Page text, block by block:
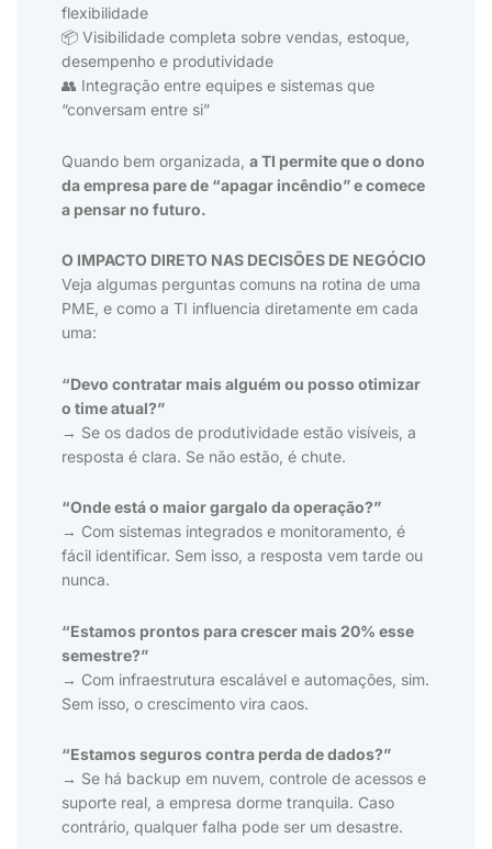
flexibilidade
📦 Visibilidade completa sobre vendas, estoque,
desempenho e produtividade
👥 Integração entre equipes e sistemas que
“conversam entre si”
Quando bem organizada,a TI permite que o dono
da empresa pare de “apagar incêndio” e comece
a pensar no futuro.
O IMPACTO DIRETO NAS DECISÕES DE NEGÓCIO
Veja algumas perguntas comuns na rotina de uma
PME, e como a TI influencia diretamente em cada
uma:
“Devo contratar mais alguém ou posso otimizar
o time atual?”
→ Se os dados de produtividade estão visíveis, a
resposta é clara. Se não estão, é chute.
“Onde está o maior gargalo da operação?”
→ Com sistemas integrados e monitoramento, é
fácil identificar. Sem isso, a resposta vem tarde ou
nunca.
“Estamos prontos para crescer mais 20% esse
semestre?”
→ Com infraestrutura escalável e automações, sim.
Sem isso, o crescimento vira caos.
“Estamos seguros contra perda de dados?”
→ Se há backup em nuvem, controle de acessos e
suporte real, a empresa dorme tranquila. Caso
contrário, qualquer falha pode ser um desastre.